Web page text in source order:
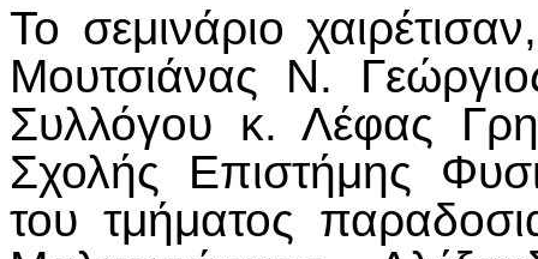
Το σεμινάριο
Μουτσιάνας Ν.
Συλλόγου κ. Λέφας
Σχολής Επιστήμης
του τμήματος